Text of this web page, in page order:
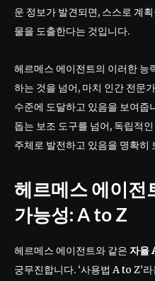
운 정보가 발견되면, 스스로 계
물을 도출한다는 것입니다.
헤르메스 에이전트의 이러한 능
하는 것을 넘어, 마치 인간 전문
수준에 도달하고 있음을 보여줍
돕는 보조 도구를 넘어, 독립적
주체로 발전하고 있음을 명확히
헤르메스 에이전
가능성: A to Z
헤르메스 에이전트와 같은 자율
궁무진합니다. ‘사용법 A to Z’